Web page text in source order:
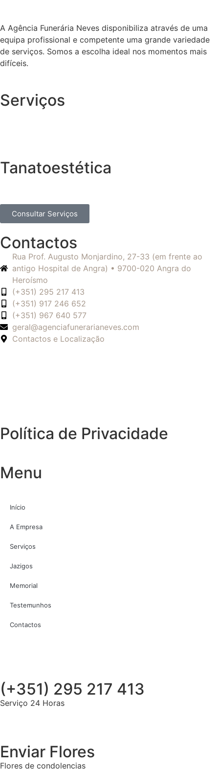
A Agência Funerária Neves disponibiliza através de uma
equipa profissional e competente uma grande variedade
de serviços. Somos a escolha ideal nos momentos mais
difíceis.
Serviços
Tanatoestética
Consultar Serviços
Contactos
Rua Prof. Augusto Monjardino, 27-33 (em frente ao
antigo Hospital de Angra) • 9700-020 Angra do
Heroísmo
(+351) 295 217 413
(+351) 917 246 652
(+351) 967 640 577
geral@agenciafunerarianeves.com
Contactos e Localização
Política de Privacidade
Menu
Início
A Empresa
Serviços
Jazigos
Memorial
Testemunhos
Contactos
(+351) 295 217 413
Serviço 24 Horas
Enviar Flores
Flores de condolencias